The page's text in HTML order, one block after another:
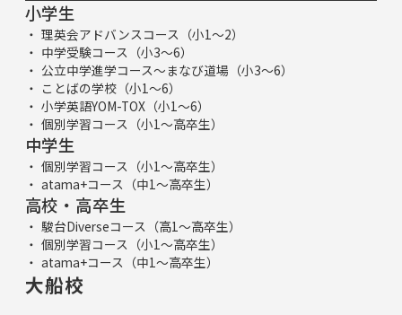
小学生
理英会アドバンスコース（小1～2）
中学受験コース（小3～6）
公立中学進学コース～まなび道場（小3～6）
ことばの学校（小1～6）
小学英語YOM-TOX（小1～6）
個別学習コース（小1～高卒生）
中学生
個別学習コース（小1～高卒生）
atama+コース（中1～高卒生）
高校・高卒生
駿台Diverseコース（高1～高卒生）
個別学習コース（小1～高卒生）
atama+コース（中1～高卒生）
大船校